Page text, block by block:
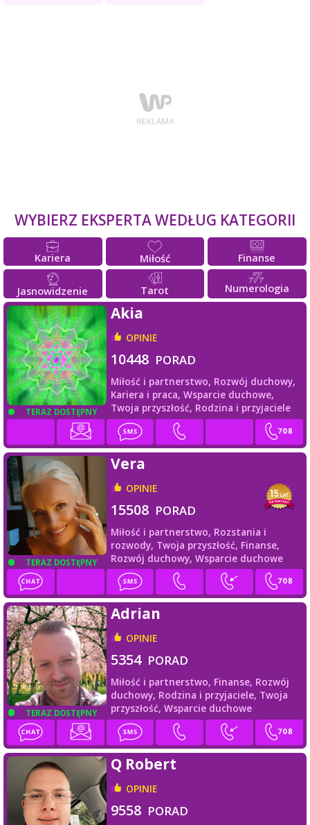
WYBIERZ EKSPERTA WEDŁUG KATEGORII
Kariera Miłość Finanse
Jasnowidzenie Tarot Numerologia
TERAZ DOSTĘPNY
Akia
OPINIE
10448 PORAD
Miłość i partnerstwo, Rozwój duchowy,
Kariera i praca, Wsparcie duchowe,
Twoja przyszłość, Rodzina i przyjaciele
TERAZ DOSTĘPNY
Vera
OPINIE
15508 PORAD
Miłość i partnerstwo, Rozstania i
rozwody, Twoja przyszłość, Finanse,
Rozwój duchowy, Wsparcie duchowe
TERAZ DOSTĘPNY
Adrian
OPINIE
5354 PORAD
Miłość i partnerstwo, Finanse, Rozwój
duchowy, Rodzina i przyjaciele, Twoja
przyszłość, Wsparcie duchowe
Q Robert
OPINIE
9558 PORAD